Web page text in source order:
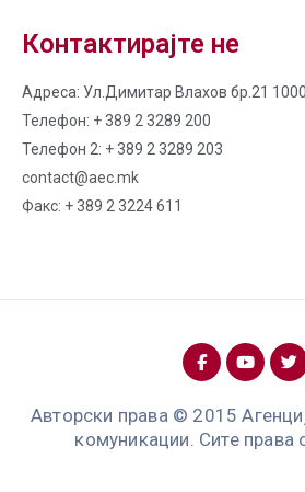
Контактирајте не
Адреса: Ул.Димитар Влахов бр.21 1000
Телефон: + 389 2 3289 200
Телефон 2: + 389 2 3289 203
contact@aec.mk
Факс: + 389 2 3224 611
Авторски права © 2015
комуникации. Сите права